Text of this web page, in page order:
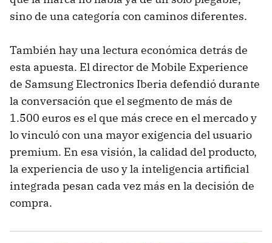
sino de una categoría con caminos diferentes.
También hay una lectura económica detrás de
esta apuesta. El director de Mobile Experience
de Samsung Electronics Iberia defendió durante
la conversación que el segmento de más de
1.500 euros es el que más crece en el mercado y
lo vinculó con una mayor exigencia del usuario
premium. En esa visión, la calidad del producto,
la experiencia de uso y la inteligencia artificial
integrada pesan cada vez más en la decisión de
compra.